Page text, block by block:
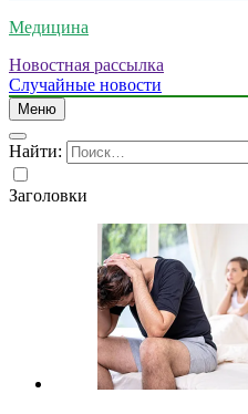
Медицина
Новостная рассылка
Случайные новости
Меню
Найти:
Заголовки